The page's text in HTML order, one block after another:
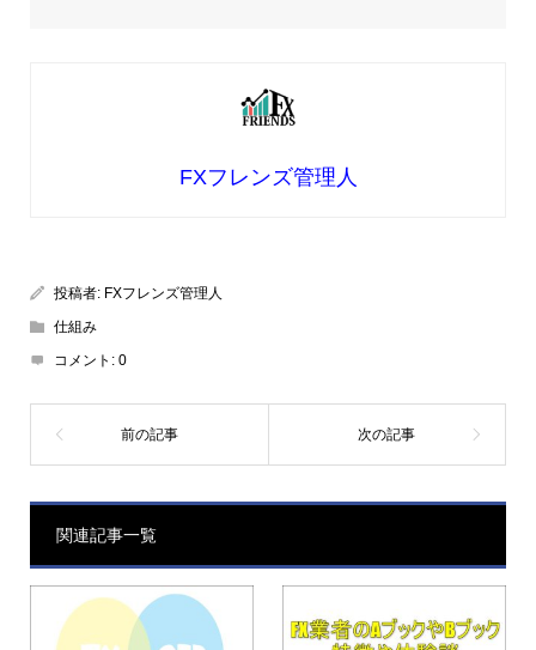
FXフレンズ管理人
投稿者: FXフレンズ管理人
仕組み
コメント: 0
関連記事一覧